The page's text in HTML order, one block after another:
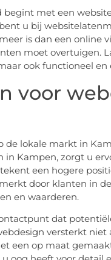
begint met een
u bij
is dan een online
moet overtuigen.
ook functioneel
voor
de lokale markt in
in Kampen, zorgt u
een hogere
door klanten in
en waarderen.
dat
versterkt
een op maat